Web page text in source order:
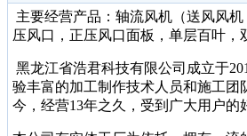
主要经营产品：轴流风机（送风风
压风口，正压风口面板，单层百叶，
黑龙江省浩君科技有限公司成立于
验丰富的加工制作技术人员和施工团
今，经营13年之久，受到广大用户